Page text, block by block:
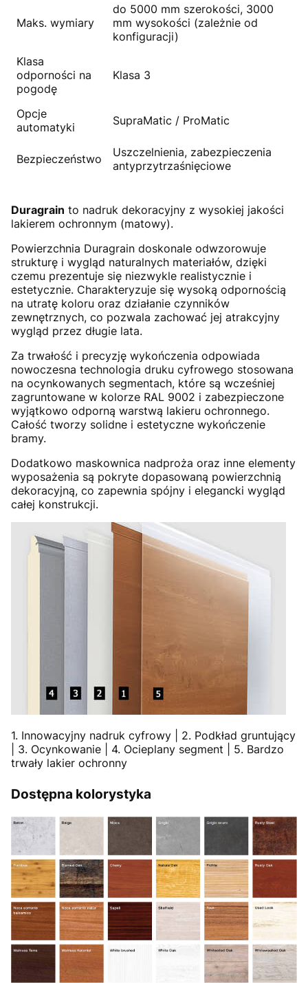
Maks. wymiary
do 5000 mm szerokości, 3000
mm wysokości (zależnie od
konfiguracji)
Klasa
odporności na
pogodę
Klasa 3
Opcje
automatyki
SupraMatic / ProMatic
Bezpieczeństwo
Uszczelnienia, zabezpieczenia
antyprzytrzaśnięciowe
Duragrain to nadruk dekoracyjny z wysokiej jakości
lakierem ochronnym (matowy).
Powierzchnia Duragrain doskonale odwzorowuje
strukturę i wygląd naturalnych materiałów, dzięki
czemu prezentuje się niezwykle realistycznie i
estetycznie. Charakteryzuje się wysoką odpornością
na utratę koloru oraz działanie czynników
zewnętrznych, co pozwala zachować jej atrakcyjny
wygląd przez długie lata.
Za trwałość i precyzję wykończenia odpowiada
nowoczesna technologia druku cyfrowego stosowana
na ocynkowanych segmentach, które są wcześniej
zagruntowane w kolorze RAL 9002 i zabezpieczone
wyjątkowo odporną warstwą lakieru ochronnego.
Całość tworzy solidne i estetyczne wykończenie
bramy.
Dodatkowo maskownica nadproża oraz inne elementy
wyposażenia są pokryte dopasowaną powierzchnią
dekoracyjną, co zapewnia spójny i elegancki wygląd
całej konstrukcji.
1. Innowacyjny nadruk cyfrowy | 2. Podkład gruntujący
| 3. Ocynkowanie | 4. Ocieplany segment | 5. Bardzo
trwały lakier ochronny
Dostępna kolorystyka